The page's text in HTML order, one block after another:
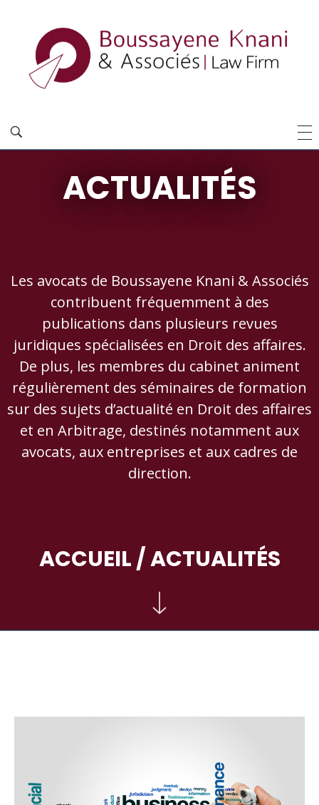
ACTUALITÉS
Les avocats de Boussayene Knani & Associés
contribuent fréquemment à des
publications dans plusieurs revues
juridiques spécialisées en Droit des affaires.
De plus, les membres du cabinet animent
régulièrement des séminaires de formation
sur des sujets d’actualité en Droit des affaires
et en Arbitrage, destinés notamment aux
avocats, aux entreprises et aux cadres de
direction.
ACCUEIL/ ACTUALITÉS